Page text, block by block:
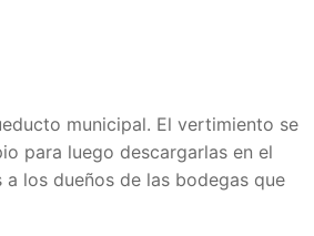
municipal. El vertimiento se
para luego descargarlas en el
los dueños de las bodegas que